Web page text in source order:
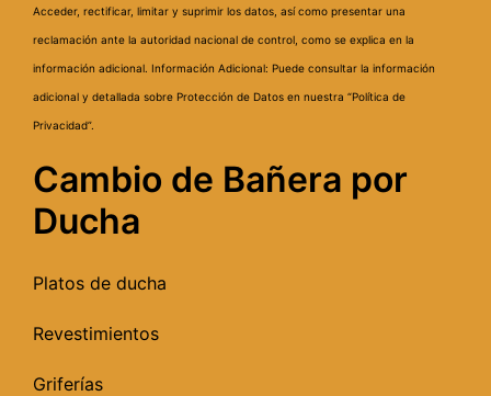
Acceder, rectificar, limitar y suprimir los datos, así como presentar una
reclamación ante la autoridad nacional de control, como se explica en la
información adicional. Información Adicional: Puede consultar la información
adicional y detallada sobre Protección de Datos en nuestra “Política de
Privacidad”.
Cambio de Bañera por
Ducha
Platos de ducha
Revestimientos
Griferías